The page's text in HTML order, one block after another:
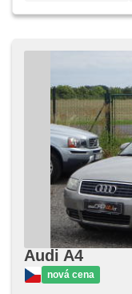
Audi A4
nová cena